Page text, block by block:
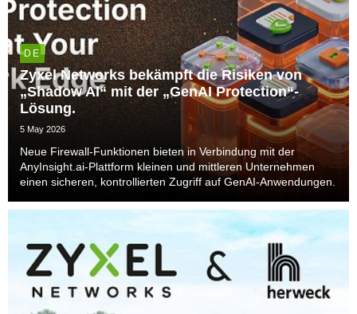
DE
Zyxel Networks bekämpft die Risiken von
„Shadow AI“ mit der „GenAI Protection“-
Lösung.
5 May 2026
Neue Firewall-Funktionen bieten in Verbindung mit der
AnyInsight.ai-Plattform kleinen und mittleren Unternehmen
einen sicheren, kontrollierten Zugriff auf GenAI-Anwendungen.